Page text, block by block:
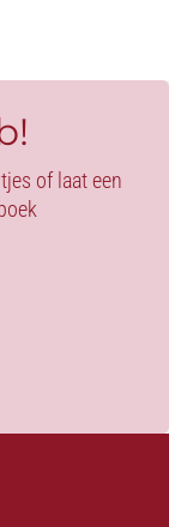
of laat een